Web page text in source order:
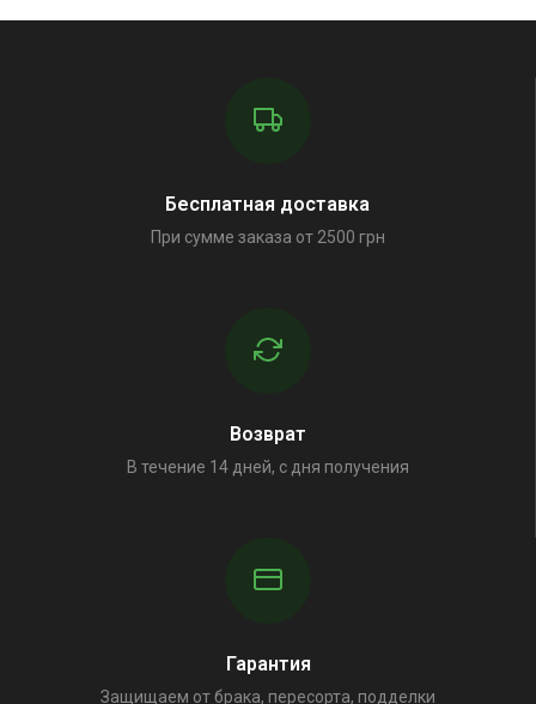
Бесплатная доставка
При сумме заказа от 2500 грн
Возврат
В течение 14 дней, с дня получения
Гарантия
Защищаем от брака, пересорта, подделки